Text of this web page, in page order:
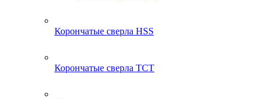
Корончатые сверла HSS
Корончатые сверла TCT